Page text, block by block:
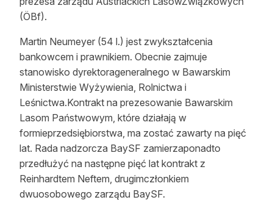
(ÖBf).
Martin Neumeyer (54 l.) jest zwykształcenia
bankowcem i prawnikiem. Obecnie zajmuje
stanowisko dyrektorageneralnego w Bawarskim
Ministerstwie Wyżywienia, Rolnictwa i
Leśnictwa.Kontrakt na prezesowanie Bawarskim
Lasom Państwowym, które działają w
formieprzedsiębiorstwa, ma zostać zawarty na pięć
lat. Rada nadzorcza BaySF zamierzaponadto
przedłużyć na następne pięć lat kontrakt z
Reinhardtem Neftem, drugimczłonkiem
dwuosobowego zarządu BaySF.